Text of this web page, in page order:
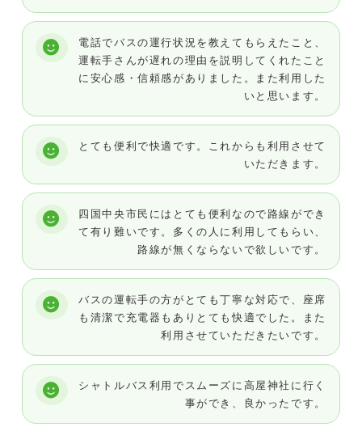
電話でバスの運行状況を教えてもらえたこと、
運転手さんが遅れの理由を説明してくれたこと
に安心感・信頼感がありました。また利用した
いと思います。
とても便利で快適です。これからも利用させて
いただきます。
四国中央市民にはとても便利なので路線ができ
て有り難いです。多くの人に利用してもらい、
路線が無くならないで欲しいです。
バスの運転手の方がとても丁寧な対応で、座席
も清潔で充電器もありとても快適でした。また
利用させていただきたいです。
シャトルバス利用でスムーズに高屋神社に行く
事ができ、良かったです。